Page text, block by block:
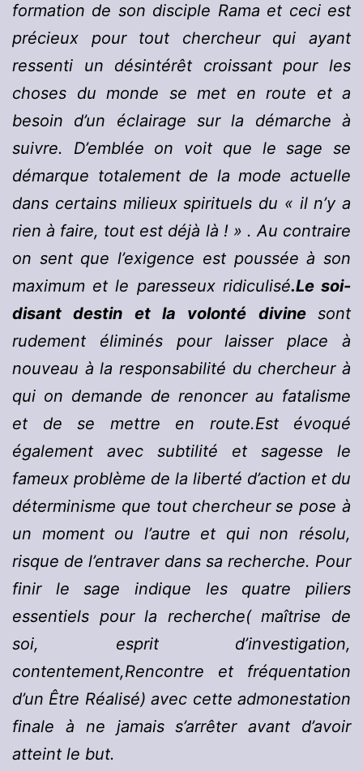
formation de son disciple Rama et ceci est
précieux pour tout chercheur qui ayant
ressenti un désintérêt croissant pour les
choses du monde se met en route et a
besoin d’un éclairage sur la démarche à
suivre. D’emblée on voit que le sage se
démarque totalement de la mode actuelle
dans certains milieux spirituels du « il n’y a
rien à faire, tout est déjà là ! » . Au contraire
on sent que l’exigence est poussée à son
maximum et le paresseux ridiculisé.Le soi-
disant destin et la volonté divine sont
rudement éliminés pour laisser place à
nouveau à la responsabilité du chercheur à
qui on demande de renoncer au fatalisme
et de se mettre en route.Est évoqué
également avec subtilité et sagesse le
fameux problème de la liberté d’action et du
déterminisme que tout chercheur se pose à
un moment ou l’autre et qui non résolu,
risque de l’entraver dans sa recherche. Pour
finir le sage indique les quatre piliers
essentiels pour la recherche( maîtrise de
soi, esprit d’investigation,
contentement,Rencontre et fréquentation
d’un Être Réalisé) avec cette admonestation
finale à ne jamais s’arrêter avant d’avoir
atteint le but.